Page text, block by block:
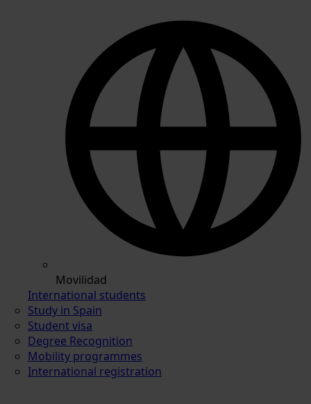
Movilidad
International students
Study in Spain
Student visa
Degree Recognition
Mobility programmes
International registration